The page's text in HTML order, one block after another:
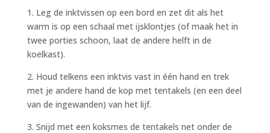
1. Leg de inktvissen op een bord en zet dit als het
warm is op een schaal met ijsklontjes (of maak het in
twee porties schoon, laat de andere helft in de
koelkast).
2. Houd telkens een inktvis vast in één hand en trek
met je andere hand de kop met tentakels (en een deel
van de ingewanden) van het lijf.
3. Snijd met een koksmes de tentakels net onder de